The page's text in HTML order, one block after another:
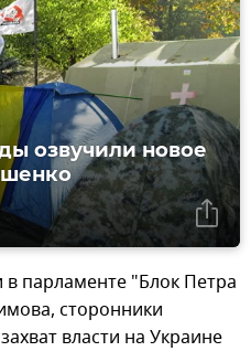
озвучили новое
парламенте "Блок Петра
сторонники
власти на Украине